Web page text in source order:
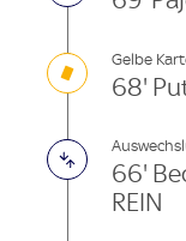
Gelbe
68'
66'
REIN